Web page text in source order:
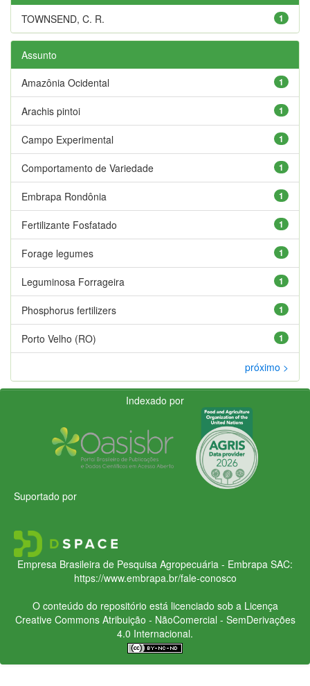
1
TOWNSEND, C. R.
Assunto
1
Amazônia Ocidental
1
Arachis pintoi
1
Campo Experimental
1
Comportamento de Variedade
1
Embrapa Rondônia
1
Fertilizante Fosfatado
1
Forage legumes
1
Leguminosa Forrageira
1
Phosphorus fertilizers
1
Porto Velho (RO)
próximo >
Indexado por
Suportado por
Empresa Brasileira de Pesquisa Agropecuária - Embrapa SAC:
https://www.embrapa.br/fale-conosco
O conteúdo do repositório está licenciado sob a Licença
Creative CommonsAtribuição - NãoComercial - SemDerivações
4.0 Internacional.